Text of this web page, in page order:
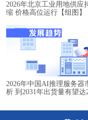
2026年北京工业用地供应
缩 价格高位运行【组图】
2026年中国AI推理服务器
析 到2031年出货量有望达